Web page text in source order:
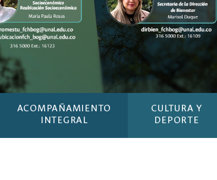
ACOMPAÑAMIENTO
INTEGRAL
CULTURA Y
DEPORTE